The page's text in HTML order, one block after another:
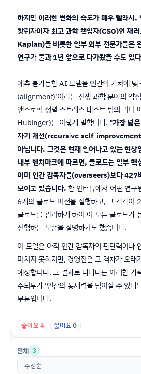
하지만 이러한 변화의 속도가 매우 빨라서,
창립자이자 최고 과학 책임자(CSO)인 재
Kaplan)을 비롯한 일부 외부 전문가들은
연구가 불과 1년 앞으로 다가왔을 수도 있
예측 불가능한 AI 모델을 인간의 가치에 맞
(alignment)'이라는 신생 과학 분야의 약
앤스로픽 정렬 스트레스 테스트 팀의 리더
Hubinger)는 이렇게 말합니다. "가장 넓
자기 개선(recursive self-improvement)
아닙니다. 그것은 현재 일어나고 있는 현상
내부 벤치마크에 따르면, 클로드는 일부 핵
이미 인간 감독자들(overseers)보다 427
보이고 있습니다. 한 인터뷰에서 어떤 연구
6개의 클로드 버전을 실행하고, 그 각각이
클로드를 관리하게 하여 이 모든 클로드가
진행하는 모습을 설명하기도 했습니다.
이 모델은 아직 인간 감독자의 판단력이나
미치지 못하지만, 경영진은 그 격차가 오래
예상합니다. 그 결과로 나타나는 이러한 가
수뇌부가 '인간의 통제력을 넘어설 수 있다
부분입니다.
좋아요4 싫어요0
전체 3